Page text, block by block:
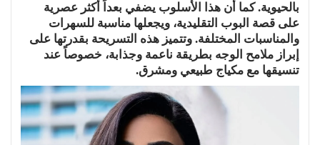
بالحيوية. كما أن هذا الأسلوب يضفي بعداً أكثر عصرية
على قصة البوب التقليدية، ويجعلها مناسبة للسهرات
والمناسبات المختلفة. وتتميز هذه التسريحة بقدرتها على
إبراز ملامح الوجه بطريقة ناعمة وجذابة، خصوصاً عند
تنسيقها مع مكياج طبيعي ومشرق.